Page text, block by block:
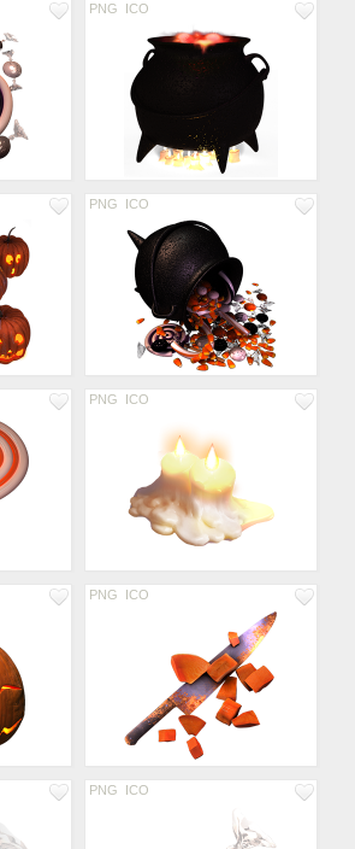
PNG ICO
PNG ICO
PNG ICO
PNG ICO
PNG ICO